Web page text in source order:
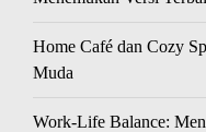
Home Café dan Cozy
Muda
Work-Life Balance: